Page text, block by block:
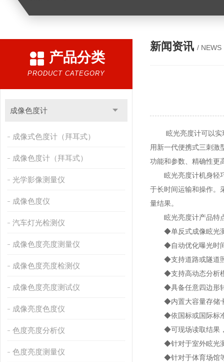
产品分类
PRODUCT CATEGORY
成像色度计
成像式色度计（拜耳式）
成像色度计（拜耳式）
光学影像测量仪
成像色度仪
汽车灯光检测仪
成像色度亮度测量仪
成像色度亮度检测仪
成像色度亮度测试仪
成像亮度色度仪
色度亮度分析仪
色度亮度测量仪
新闻资讯 / NEWS
眩光亮度计可以实现
用新一代便携式三刺激
功能和参数、精确性更
眩光亮度计机身轻巧
于长时间运输和操作。
量结果。
眩光亮度计产品特
◆单反式成像眩光测
◆自动优化曝光时间
◆支持道路或隧道照
◆支持高动态分析模
◆具备任意四边形转
◆内置大容量存储卡
◆依国标或国际标准
◆可现场读取结果，
◆针对于室外眩光测
◆针对于体育场馆等